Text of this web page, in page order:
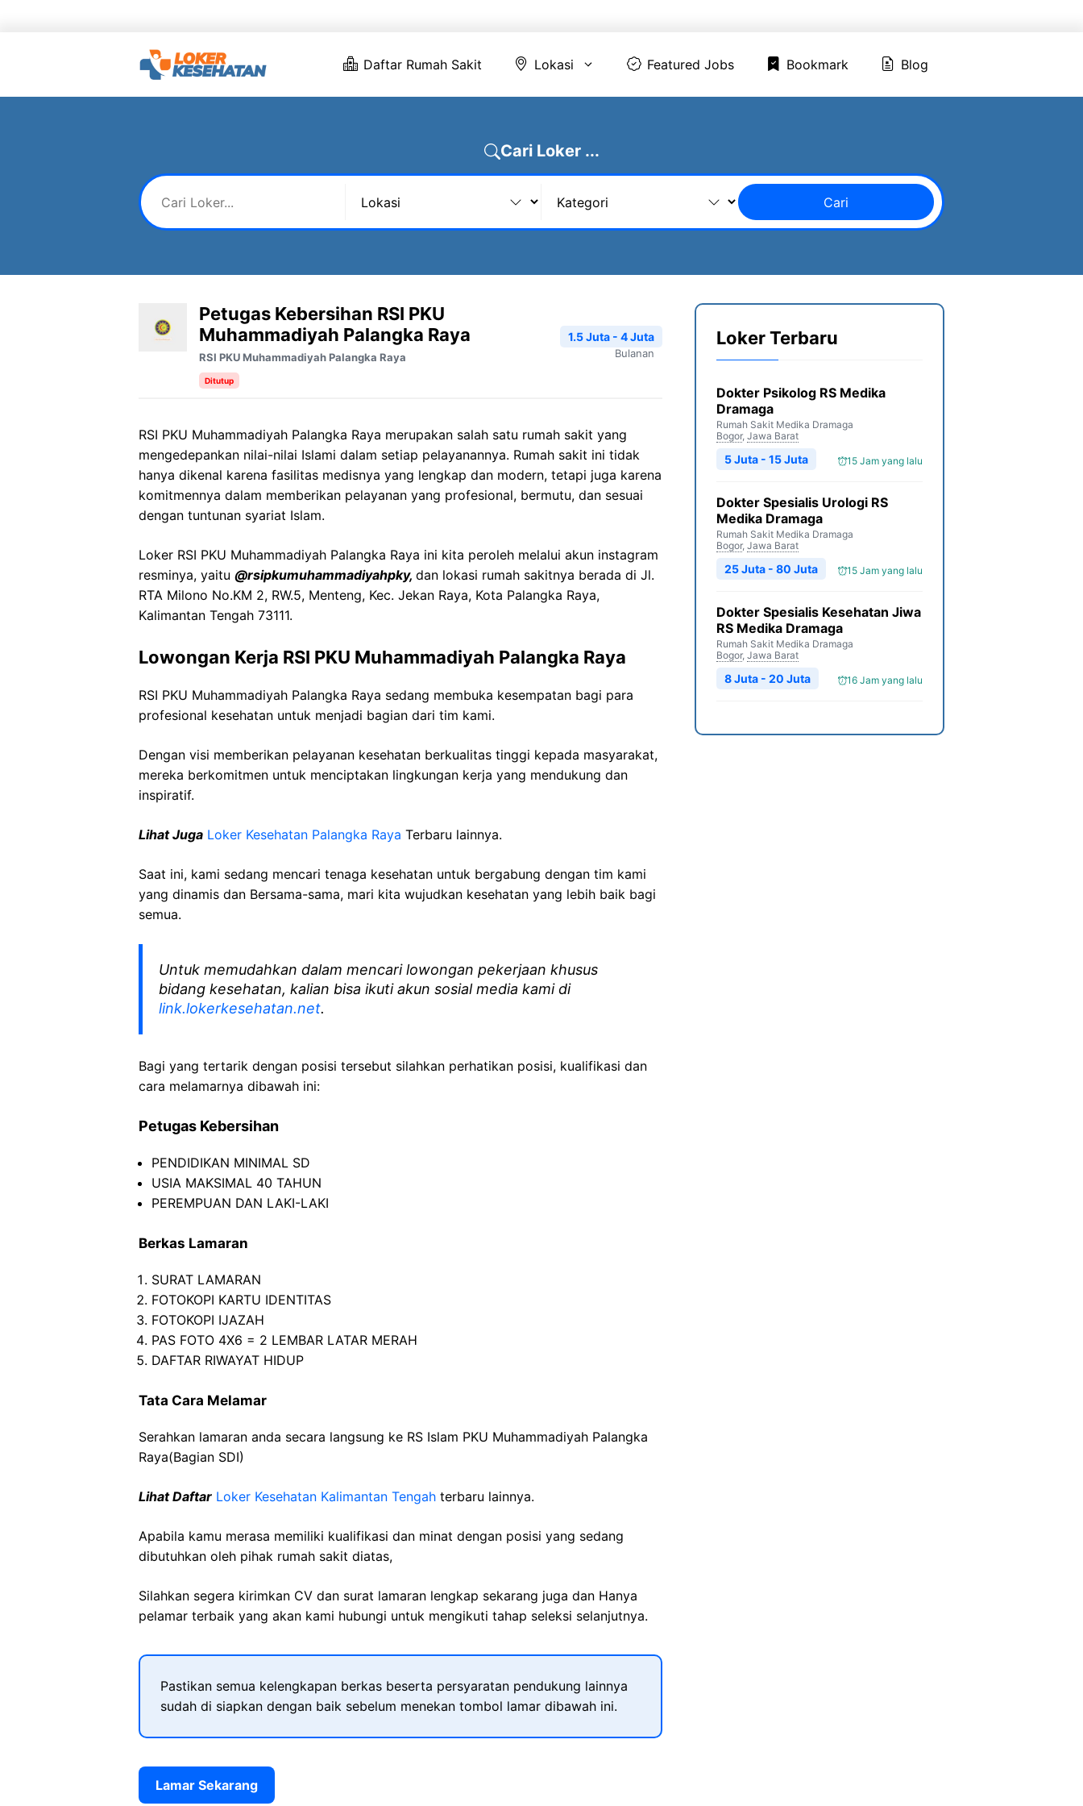
Daftar Rumah Sakit Lokasi Featured Jobs Bookmark Blog
Cari Loker ...
Cari
Petugas Kebersihan RSI PKU
Muhammadiyah Palangka Raya
RSI PKU Muhammadiyah Palangka Raya
Ditutup
1.5 Juta - 4 Juta
Bulanan
RSI PKU Muhammadiyah Palangka Raya merupakan salah satu rumah sakit yang
mengedepankan nilai-nilai Islami dalam setiap pelayanannya. Rumah sakit ini tidak
hanya dikenal karena fasilitas medisnya yang lengkap dan modern, tetapi juga karena
komitmennya dalam memberikan pelayanan yang profesional, bermutu, dan sesuai
dengan tuntunan syariat Islam.
Loker RSI PKU Muhammadiyah Palangka Raya ini kita peroleh melalui akun instagram
resminya, yaitu @rsipkumuhammadiyahpky, dan lokasi rumah sakitnya berada di Jl.
RTA Milono No.KM 2, RW.5, Menteng, Kec. Jekan Raya, Kota Palangka Raya,
Kalimantan Tengah 73111.
Lowongan Kerja RSI PKU Muhammadiyah Palangka Raya
RSI PKU Muhammadiyah Palangka Raya sedang membuka kesempatan bagi para
profesional kesehatan untuk menjadi bagian dari tim kami.
Dengan visi memberikan pelayanan kesehatan berkualitas tinggi kepada masyarakat,
mereka berkomitmen untuk menciptakan lingkungan kerja yang mendukung dan
inspiratif.
Lihat Juga Loker Kesehatan Palangka Raya Terbaru lainnya.
Saat ini, kami sedang mencari tenaga kesehatan untuk bergabung dengan tim kami
yang dinamis dan Bersama-sama, mari kita wujudkan kesehatan yang lebih baik bagi
semua.
Untuk memudahkan dalam mencari lowongan pekerjaan khusus
bidang kesehatan, kalian bisa ikuti akun sosial media kami di
link.lokerkesehatan.net.
Bagi yang tertarik dengan posisi tersebut silahkan perhatikan posisi, kualifikasi dan
cara melamarnya dibawah ini:
Petugas Kebersihan
PENDIDIKAN MINIMAL SD
USIA MAKSIMAL 40 TAHUN
PEREMPUAN DAN LAKI-LAKI
Berkas Lamaran
SURAT LAMARAN
FOTOKOPI KARTU IDENTITAS
FOTOKOPI IJAZAH
PAS FOTO 4X6 = 2 LEMBAR LATAR MERAH
DAFTAR RIWAYAT HIDUP
Tata Cara Melamar
Serahkan lamaran anda secara langsung ke RS Islam PKU Muhammadiyah Palangka
Raya(Bagian SDI)
Lihat Daftar Loker Kesehatan Kalimantan Tengah terbaru lainnya.
Apabila kamu merasa memiliki kualifikasi dan minat dengan posisi yang sedang
dibutuhkan oleh pihak rumah sakit diatas,
Silahkan segera kirimkan CV dan surat lamaran lengkap sekarang juga dan Hanya
pelamar terbaik yang akan kami hubungi untuk mengikuti tahap seleksi selanjutnya.
Pastikan semua kelengkapan berkas beserta persyaratan pendukung lainnya
sudah di siapkan dengan baik sebelum menekan tombol lamar dibawah ini.
Lamar Sekarang
Loker Terbaru
Dokter Psikolog RS Medika
Dramaga
Rumah Sakit Medika Dramaga
Bogor, Jawa Barat
15 Jam yang lalu
5 Juta - 15 Juta
Dokter Spesialis Urologi RS
Medika Dramaga
Rumah Sakit Medika Dramaga
Bogor, Jawa Barat
15 Jam yang lalu
25 Juta - 80 Juta
Dokter Spesialis Kesehatan Jiwa
RS Medika Dramaga
Rumah Sakit Medika Dramaga
Bogor, Jawa Barat
16 Jam yang lalu
8 Juta - 20 Juta